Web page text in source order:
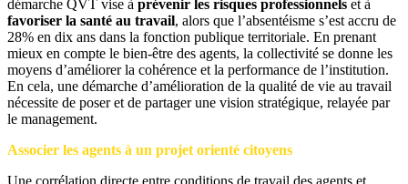
démarche QVT vise à prévenir les risques professionnels et à
favoriser la santé au travail, alors que l’absentéisme s’est accru de
28% en dix ans dans la fonction publique territoriale. En prenant
mieux en compte le bien-être des agents, la collectivité se donne les
moyens d’améliorer la cohérence et la performance de l’institution.
En cela, une démarche d’amélioration de la qualité de vie au travail
nécessite de poser et de partager une vision stratégique, relayée par
le management.
Associer les agents à un projet orienté citoyens
Une corrélation directe entre conditions de travail des agents et